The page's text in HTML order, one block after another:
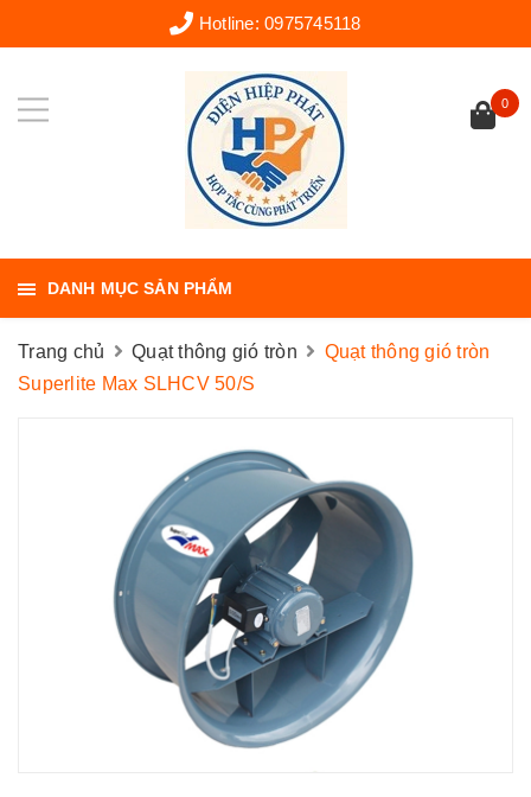
Hotline:0975745118
0
DANH MỤC SẢN PHẨM
Trang chủ Quạt thông gió tròn
Quạt thông gió tròn
Superlite Max SLHCV 50/S